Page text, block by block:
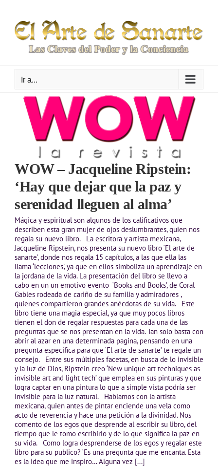
contenido
Ir a...
WOW – Jacqueline Ripstein:
‘Hay que dejar que la paz y
serenidad lleguen al alma’
Mágica y espiritual son algunos de los calificativos que
describen esta gran mujer de ojos deslumbrantes, quien nos
regala su nuevo libro. La escritora y artista mexicana,
Jacqueline Ripstein, nos presenta su nuevo libro ‘El arte de
sanarte’, donde nos regala 15 capítulos, a las que ella las
llama ‘lecciones’, ya que en ellos simboliza un aprendizaje en
la jordana de la vida. La presentación del libro se llevo a
cabo en un un emotivo evento ‘Books and Books’, de Coral
Gables rodeada de cariño de su familia y admiradores ,
quienes compartieron grandes anécdotas de su vida. Este
libro tiene una magia especial, ya que muy pocos libros
tienen el don de regalar respuestas para cada una de las
preguntas que se nos presentan en la vida. Tan solo basta con
abrir al azar en una determinada pagina, pensando en una
pregunta especifica para que ‘El arte de sanarte’ te regale un
consejo. Entre sus múltiples facetas, en busca de lo invisible
y la luz de Dios, Ripstein creo ‘New unique art techniques as
invisible art and light tech’ que emplea en sus pinturas y que
logra captar en una pintura lo que a simple vista podría ser
invisible para la luz natural. Hablamos con la artista
mexicana, quien antes de pintar enciende una vela como
acto de reverencia y hace una petición a la divinidad. Nos
comento de los egos que desprende al escribir su libro, del
tiempo que le tomo escribirlo y de lo que significa la paz en
su vida. Como logra desprenderse de los egos y regalar este
libro para su publico? ‘Es una pregunta que me encanta. Esta
es la idea que me inspiro… Alguna vez [...]